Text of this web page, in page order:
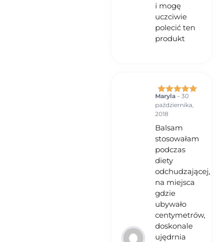
i mogę
uczciwie
polecić ten
produkt
Oceniono
na 5
Maryla – 30
października,
2018
Balsam
stosowałam
podczas
diety
odchudzającej,
na miejsca
gdzie
ubywało
centymetrów,
doskonale
ujędrnia